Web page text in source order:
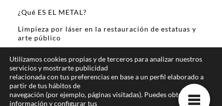
¿Qué ES EL METAL?
Limpieza por láser en la restauración de estatuas y
arte público
Sobre Mi
Utilizamos cookies propias y de terceros para analizar nuestros
servicios y mostrarte publicidad
relacionada con tus preferencias en base a un perfil elaborado a
partir de tus hábitos de
navegación (por ejemplo, páginas visitadas). Puedes obtener más
información y configurar tus